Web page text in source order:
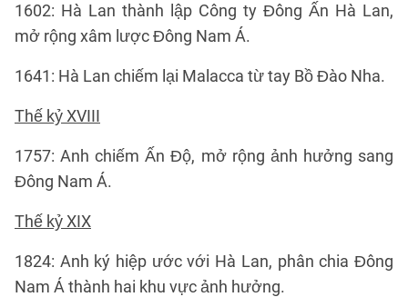
1602: Hà Lan thành lập Công ty Đông Ấn Hà Lan,
mở rộng xâm lược Đông Nam Á.
1641: Hà Lan chiếm lại Malacca từ tay Bồ Đào Nha.
Thế kỷ XVIII
1757: Anh chiếm Ấn Độ, mở rộng ảnh hưởng sang
Đông Nam Á.
Thế kỷ XIX
1824: Anh ký hiệp ước với Hà Lan, phân chia Đông
Nam Á thành hai khu vực ảnh hưởng.